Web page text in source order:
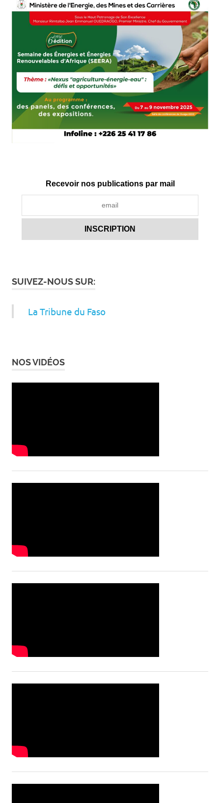
Recevoir nos publications par mail
SUIVEZ-NOUS SUR:
La Tribune du Faso
NOS VIDÉOS